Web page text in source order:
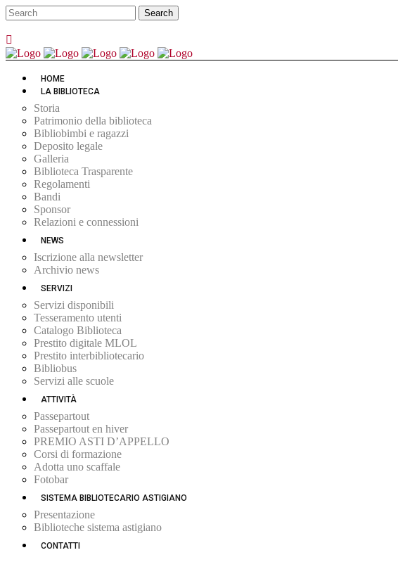
HOME
LA BIBLIOTECA
Storia
Patrimonio della biblioteca
Bibliobimbi e ragazzi
Deposito legale
Galleria
Biblioteca Trasparente
Regolamenti
Bandi
Sponsor
Relazioni e connessioni
NEWS
Iscrizione alla newsletter
Archivio news
SERVIZI
Servizi disponibili
Tesseramento utenti
Catalogo Biblioteca
Prestito digitale MLOL
Prestito interbibliotecario
Bibliobus
Servizi alle scuole
ATTIVITÀ
Passepartout
Passepartout en hiver
PREMIO ASTI D’APPELLO
Corsi di formazione
Adotta uno scaffale
Fotobar
SISTEMA BIBLIOTECARIO ASTIGIANO
Presentazione
Biblioteche sistema astigiano
CONTATTI